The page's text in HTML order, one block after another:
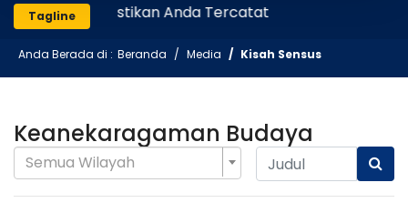
Tagline Pastikan Anda Tercatat
Anda Berada di : Beranda Media Kisah Sensus
Keanekaragaman Budaya
Semua Wilayah